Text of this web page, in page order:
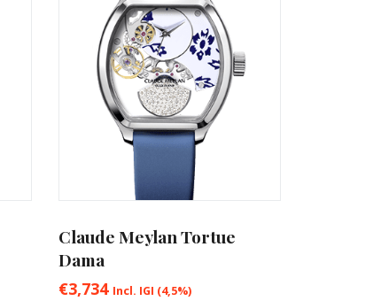
Claude Meylan Tortue
Dama
€3,734 Incl. IGI (4,5%)